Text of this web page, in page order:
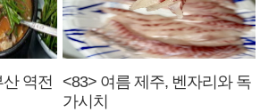
역전
<83> 여름 제주, 벤자리와 독
가시치